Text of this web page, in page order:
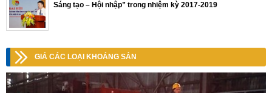
Sáng tạo – Hội nhập” trong nhiệm kỳ 2017-2019
GIÁ CÁC LOẠI KHOÁNG SẢN